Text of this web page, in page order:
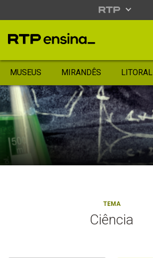
MUSEUS MIRANDÊS LITORAL
TEMA
Ciência